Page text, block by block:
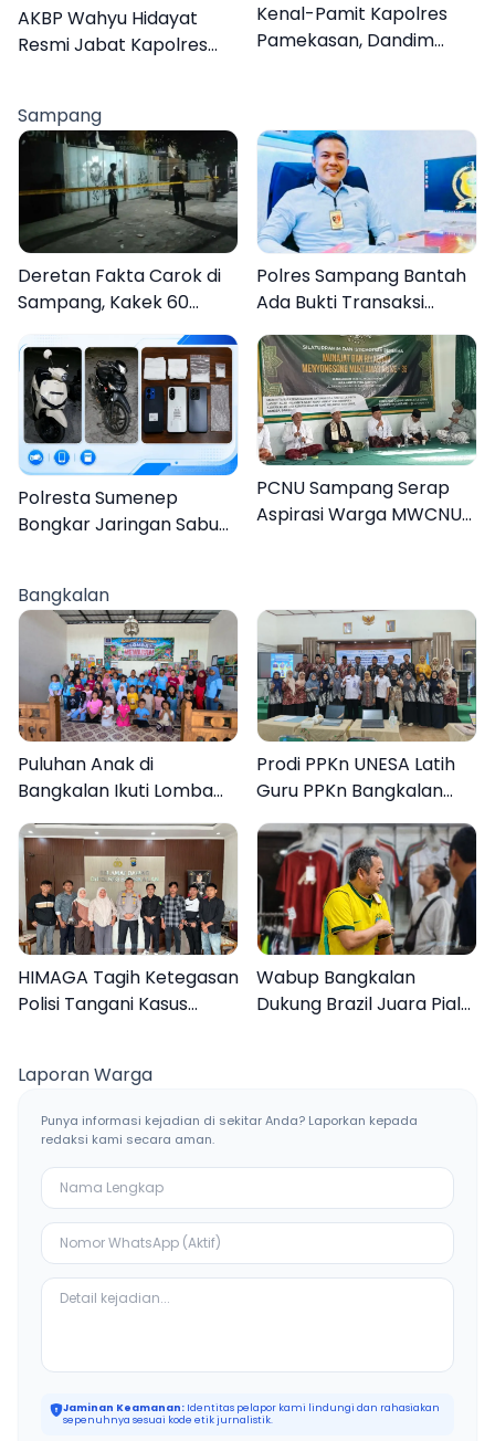
AKBP Wahyu Hidayat
Resmi Jabat Kapolres
Kenal-Pamit Kapolres
Pamekasan, Dandim
Sampang
Deretan Fakta Carok di
Sampang, Kakek 60
Tahun Duel Melawan 2
Pria
Polres Sampang Bantah
Ada Bukti Transaksi
dalam Kasus Rudapaksa
Anak 27 Tersangka
Polresta Sumenep
Bongkar Jaringan Sabu
PCNU Sampang Serap
Aspirasi Warga MWCNU
Bangkalan
Puluhan Anak di
Bangkalan Ikuti Lomba
Mewarnai Bertema
Liburan Keluarga
Prodi PPKn UNESA Latih
Guru PPKn Bangkalan
dengan Pembelajaran
Inovasi Teknologi
HIMAGA Tagih Ketegasan
Polisi Tangani Kasus
Wabup Bangkalan
Dukung Brazil Juara Piala
Laporan Warga
Punya informasi kejadian di sekitar Anda? Laporkan kepada
redaksi kami secara aman.
Jaminan Keamanan: Identitas pelapor kami lindungi dan rahasiakan
sepenuhnya sesuai kode etik jurnalistik.